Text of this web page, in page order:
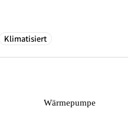
Klimatisiert
Wärmepumpe